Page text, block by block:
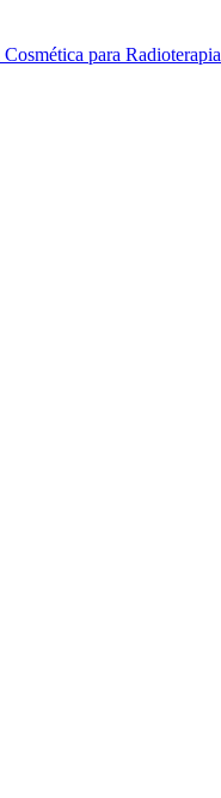
Cosmética para Radioterapia